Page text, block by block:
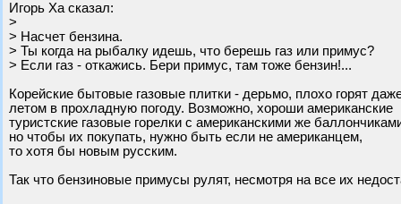
Игорь Ха сказал:
>
> Насчет бензина.
> Ты когда на рыбалку идешь, что берешь газ или примус?
> Если газ - откажись. Бери примус, там тоже бензин!...
Корейские бытовые газовые плитки - дерьмо, плохо горят
летом в прохладную погоду. Возможно, хороши американские
туристские газовые горелки с американскими же
но чтобы их покупать, нужно быть если не американцем,
то хотя бы новым русским.
Так что бензиновые примусы рулят, несмотря на все их